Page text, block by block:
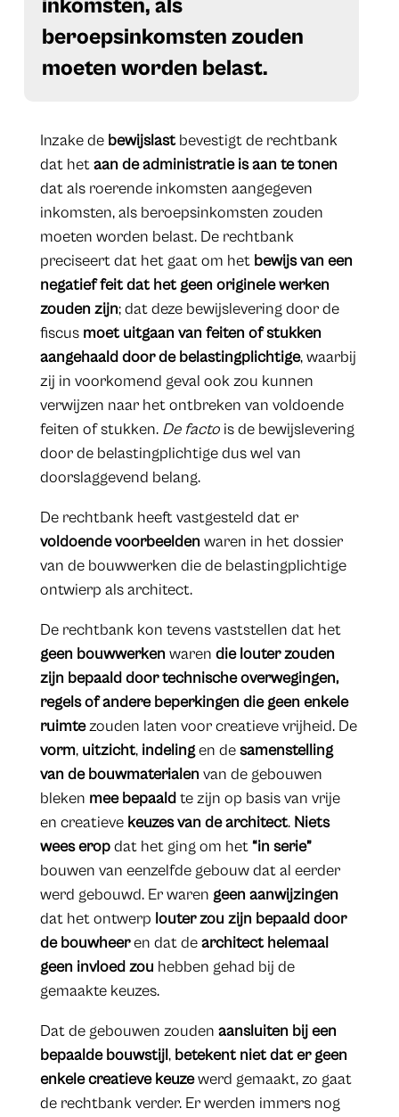
inkomsten, als
beroepsinkomsten zouden
moeten worden belast.
Inzake de bewijslastbevestigt de rechtbank
dat hetaan de administratie is aan te tonen
dat als roerende inkomsten aangegeven
inkomsten, als beroepsinkomsten zouden
moeten worden belast. De rechtbank
preciseert dat het gaat om het bewijs van een
negatief feit dat het geen originele werken
zouden zijn; dat deze bewijslevering door de
fiscus moet uitgaan van feiten of stukken
aangehaald door de belastingplichtige, waarbij
zij in voorkomend geval ook zou kunnen
verwijzen naar het ontbreken van voldoende
feiten of stukken. De factois de bewijslevering
door de belastingplichtige dus wel van
doorslaggevend belang.
De rechtbank heeft vastgesteld dat er
voldoende voorbeelden waren in het dossier
van de bouwwerken die de belastingplichtige
ontwierp als architect.
De rechtbank kon tevens vaststellen dat het
geen bouwwerken waren die louter zouden
zijn bepaald door technische overwegingen,
regels of andere beperkingen die geen enkele
ruimtezouden laten voor creatieve vrijheid. De
vorm, uitzicht, indelingen desamenstelling
van de bouwmaterialen van de gebouwen
bleken mee bepaaldte zijn op basis van vrije
en creatieve keuzes van de architect. Niets
wees eropdat het ging om het “in serie”
bouwen van eenzelfde gebouw dat al eerder
werd gebouwd. Er waren geen aanwijzingen
dat het ontwerp louter zou zijn bepaald door
de bouwheeren dat dearchitect helemaal
geen invloed zou hebben gehad bij de
gemaakte keuzes.
Dat de gebouwen zouden aansluiten bij een
bepaalde bouwstijl, betekent niet dat er geen
enkele creatieve keuzewerd gemaakt, zo gaat
de rechtbank verder. Er werden immers nog